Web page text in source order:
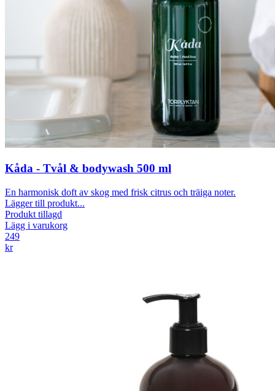
Kåda - Tvål & bodywash 500 ml
En harmonisk doft av skog med frisk citrus och träiga noter.
Lägger till produkt...
Produkt tillagd
Lägg i varukorg
249
kr